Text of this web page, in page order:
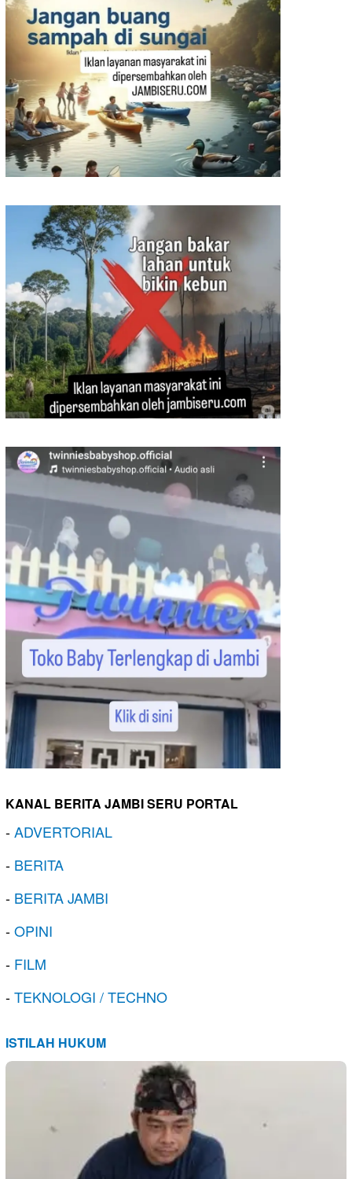
KANAL BERITA JAMBI SERU PORTAL
-ADVERTORIAL
- BERITA
- BERITA JAMBI
-OPINI
- FILM
-TEKNOLOGI / TECHNO
ISTILAH HUKUM